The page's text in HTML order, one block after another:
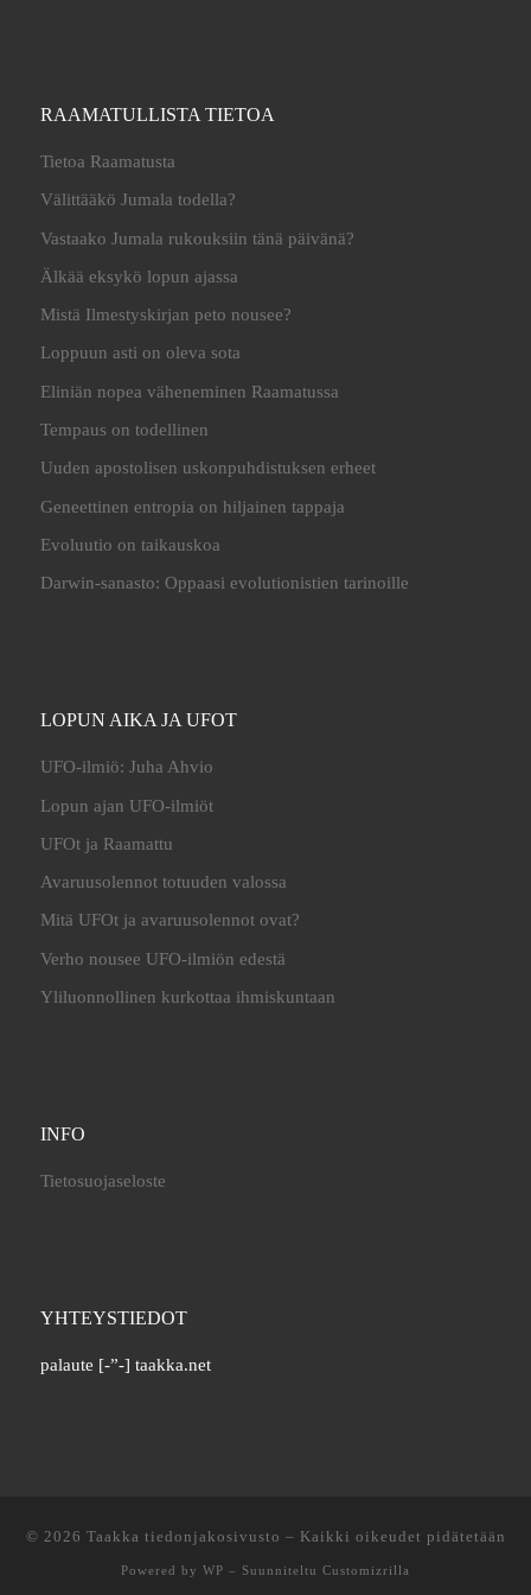
RAAMATULLISTA TIETOA
Tietoa Raamatusta
Välittääkö Jumala todella?
Vastaako Jumala rukouksiin tänä päivänä?
Älkää eksykö lopun ajassa
Mistä Ilmestyskirjan peto nousee?
Loppuun asti on oleva sota
Eliniän nopea väheneminen Raamatussa
Tempaus on todellinen
Uuden apostolisen uskonpuhdistuksen erheet
Geneettinen entropia on hiljainen tappaja
Evoluutio on taikauskoa
Darwin-sanasto: Oppaasi evolutionistien tarinoille
LOPUN AIKA JA UFOT
UFO-ilmiö: Juha Ahvio
Lopun ajan UFO-ilmiöt
UFOt ja Raamattu
Avaruusolennot totuuden valossa
Mitä UFOt ja avaruusolennot ovat?
Verho nousee UFO-ilmiön edestä
Yliluonnollinen kurkottaa ihmiskuntaan
INFO
Tietosuojaseloste
YHTEYSTIEDOT
palaute [-”-] taakka.net
© 2026 Taakka tiedonjakosivusto – Kaikki oikeudet pidätetään
Powered by WP – Suunniteltu Customizrilla